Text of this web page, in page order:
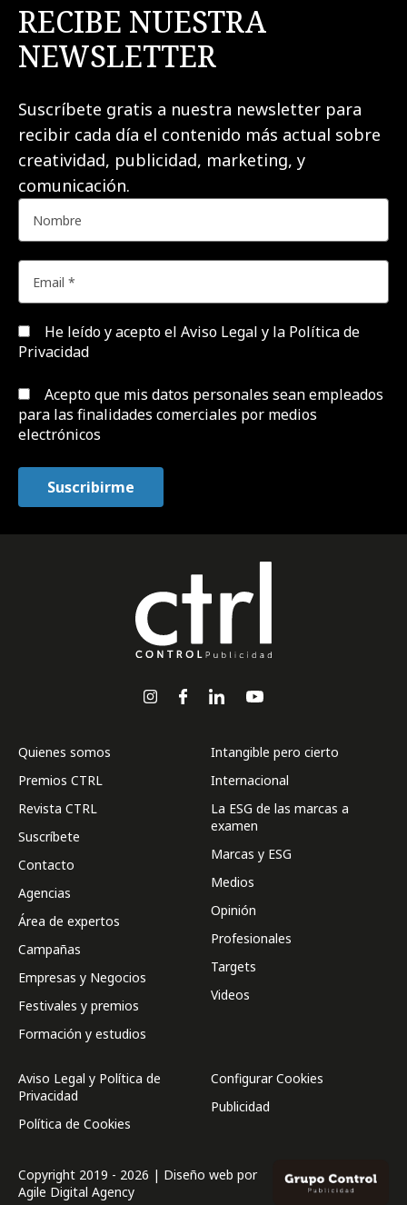
RECIBE NUESTRA
NEWSLETTER
Suscríbete gratis a nuestra newsletter para
recibir cada día el contenido más actual sobre
creatividad, publicidad, marketing, y
comunicación.
He leído y acepto el Aviso Legal y la Política de
Privacidad
Acepto que mis datos personales sean empleados
para las finalidades comerciales por medios
electrónicos
Quienes somos
Premios CTRL
Revista CTRL
Suscríbete
Contacto
Agencias
Área de expertos
Campañas
Empresas y Negocios
Festivales y premios
Formación y estudios
Intangible pero cierto
Internacional
La ESG de las marcas a
examen
Marcas y ESG
Medios
Opinión
Profesionales
Targets
Videos
Aviso Legal y Política de
Privacidad
Política de Cookies
Configurar Cookies
Publicidad
Copyright 2019 - 2026 | Diseño web por
Agile Digital Agency